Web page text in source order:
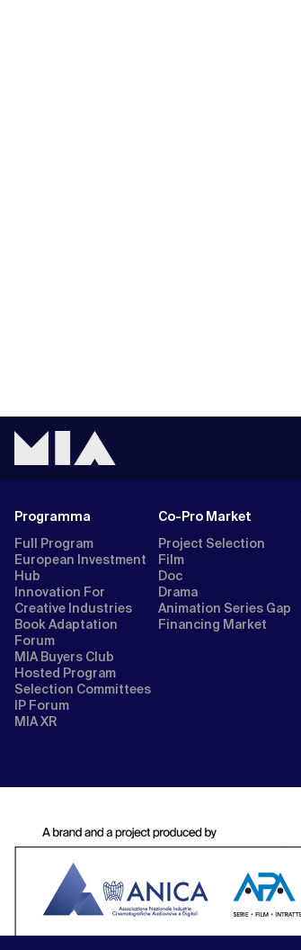
Programma
Full Program
European Investment
Hub
Innovation For
Creative Industries
Book Adaptation
Forum
MIA Buyers Club
Hosted Program
Selection Committees
IP Forum
MIA XR
Co-Pro Market
Project Selection
Film
Doc
Drama
Animation Series Gap
Financing Market